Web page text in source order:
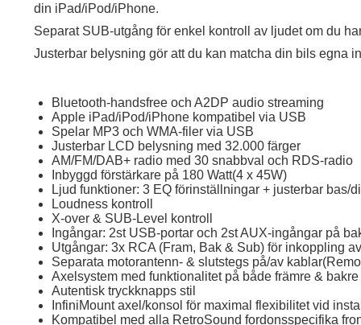
din iPad/iPod/iPhone.
Separat SUB-utgång för enkel kontroll av ljudet om du
Justerbar belysning gör att du kan matcha din bils egna
Bluetooth-handsfree och A2DP audio streaming
Apple iPad/iPod/iPhone kompatibel via USB
Spelar MP3 och WMA-filer via USB
Justerbar LCD belysning med 32.000 färger
AM/FM/DAB+ radio med 30 snabbval och RDS-radio
Inbyggd förstärkare på 180 Watt(4 x 45W)
Ljud funktioner: 3 EQ förinställningar + justerbar bas/
Loudness kontroll
X-over & SUB-Level kontroll
Ingångar: 2st USB-portar och 2st AUX-ingångar på
Utgångar: 3x RCA (Fram, Bak & Sub) för inkoppling
Separata motorantenn- & slutstegs på/av
Axelsystem med funktionalitet på både främre & bakre
Autentisk tryckknapps stil
InfiniMount axel/konsol för maximal flexibilitet vid
Kompatibel med alla RetroSound fordonsspecifika